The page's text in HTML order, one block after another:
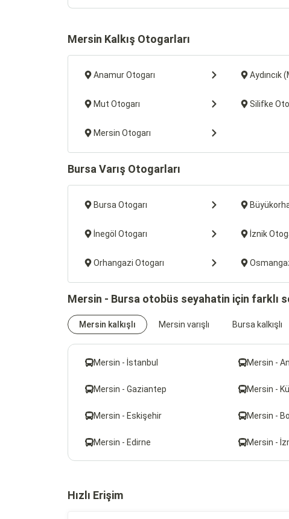
Mersin Kalkış Otogarları
Anamur Otogarı Aydıncık
Mut Otogarı Silifke
Mersin Otogarı
Bursa Varış Otogarları
Bursa Otogarı
İnegöl Otogarı İznik
Orhangazi Otogarı
Mersin - Bursa otobüs seyahatin için farklı
Mersin kalkışlı Mersin varışlı Bursa kalkışlı
Mersin - İstanbul Mersin -
Mersin - Gaziantep Mersin -
Mersin - Eskişehir Mersin -
Mersin - Edirne Mersin -
Hızlı Erişim